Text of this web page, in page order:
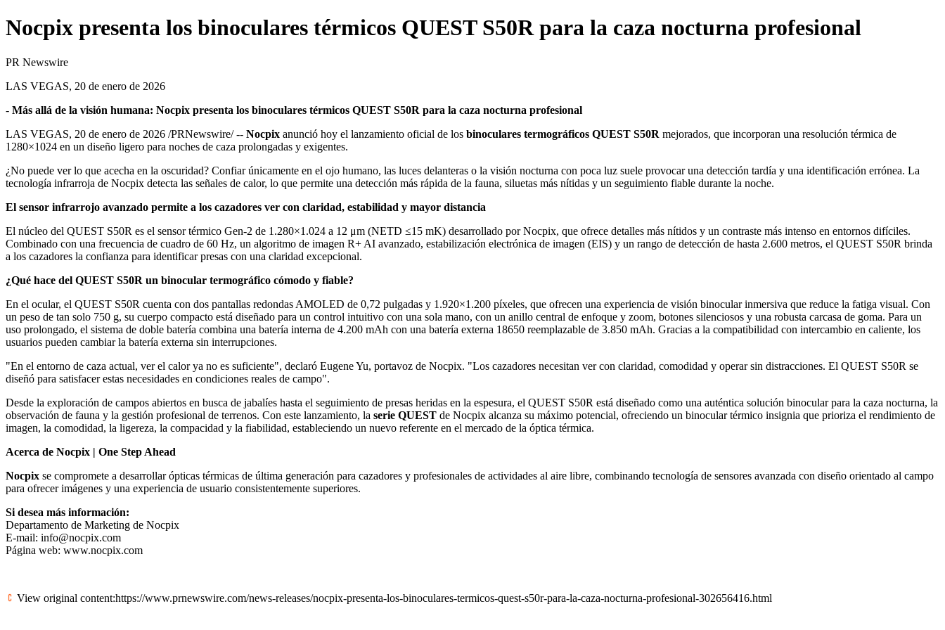
Nocpix presenta los binoculares térmicos QUEST S50R para la caza nocturna profesional
PR Newswire
LAS VEGAS, 20 de enero de 2026
- Más allá de la visión humana: Nocpix presenta los binoculares térmicos QUEST S50R para la caza nocturna profesional
LAS VEGAS, 20 de enero de 2026 /PRNewswire/ -- Nocpix anunció hoy el lanzamiento oficial de los binoculares termográficos QUEST S50R mejorados, que incorporan una resolución térmica de
1280×1024 en un diseño ligero para noches de caza prolongadas y exigentes.
¿No puede ver lo que acecha en la oscuridad? Confiar únicamente en el ojo humano, las luces delanteras o la visión nocturna con poca luz suele provocar una detección tardía y una identificación errónea. La
tecnología infrarroja de Nocpix detecta las señales de calor, lo que permite una detección más rápida de la fauna, siluetas más nítidas y un seguimiento fiable durante la noche.
El sensor infrarrojo avanzado permite a los cazadores ver con claridad, estabilidad y mayor distancia
El núcleo del QUEST S50R es el sensor térmico Gen-2 de 1.280×1.024 a 12 μm (NETD ≤15 mK) desarrollado por Nocpix, que ofrece detalles más nítidos y un contraste más intenso en entornos difíciles.
Combinado con una frecuencia de cuadro de 60 Hz, un algoritmo de imagen R+ AI avanzado, estabilización electrónica de imagen (EIS) y un rango de detección de hasta 2.600 metros, el QUEST S50R brinda
a los cazadores la confianza para identificar presas con una claridad excepcional.
¿Qué hace del QUEST S50R un binocular termográfico cómodo y fiable?
En el ocular, el QUEST S50R cuenta con dos pantallas redondas AMOLED de 0,72 pulgadas y 1.920×1.200 píxeles, que ofrecen una experiencia de visión binocular inmersiva que reduce la fatiga visual. Con
un peso de tan solo 750 g, su cuerpo compacto está diseñado para un control intuitivo con una sola mano, con un anillo central de enfoque y zoom, botones silenciosos y una robusta carcasa de goma. Para un
uso prolongado, el sistema de doble batería combina una batería interna de 4.200 mAh con una batería externa 18650 reemplazable de 3.850 mAh. Gracias a la compatibilidad con intercambio en caliente, los
usuarios pueden cambiar la batería externa sin interrupciones.
"En el entorno de caza actual, ver el calor ya no es suficiente", declaró Eugene Yu, portavoz de Nocpix. "Los cazadores necesitan ver con claridad, comodidad y operar sin distracciones. El QUEST S50R se
diseñó para satisfacer estas necesidades en condiciones reales de campo".
Desde la exploración de campos abiertos en busca de jabalíes hasta el seguimiento de presas heridas en la espesura, el QUEST S50R está diseñado como una auténtica solución binocular para la caza nocturna, la
observación de fauna y la gestión profesional de terrenos. Con este lanzamiento, la serie QUEST de Nocpix alcanza su máximo potencial, ofreciendo un binocular térmico insignia que prioriza el rendimiento de
imagen, la comodidad, la ligereza, la compacidad y la fiabilidad, estableciendo un nuevo referente en el mercado de la óptica térmica.
Acerca de Nocpix | One Step Ahead
Nocpix se compromete a desarrollar ópticas térmicas de última generación para cazadores y profesionales de actividades al aire libre, combinando tecnología de sensores avanzada con diseño orientado al campo
para ofrecer imágenes y una experiencia de usuario consistentemente superiores.
Si desea más información:
Departamento de Marketing de Nocpix
E-mail: info@nocpix.com
Página web: www.nocpix.com
View original content:https://www.prnewswire.com/news-releases/nocpix-presenta-los-binoculares-termicos-quest-s50r-para-la-caza-nocturna-profesional-302656416.html